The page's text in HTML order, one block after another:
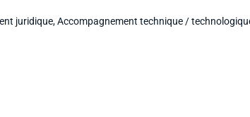
juridique,Accompagnement technique /